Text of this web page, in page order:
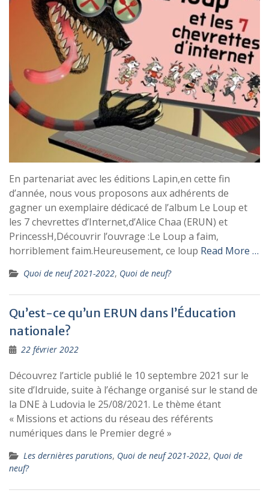
En partenariat avec les éditions Lapin,en cette fin
d’année, nous vous proposons aux adhérents de
gagner un exemplaire dédicacé de l’album Le Loup et
les 7 chevrettes d’Internet,d’Alice Chaa (ERUN) et
PrincessH,Découvrir l’ouvrage :Le Loup a faim,
horriblement faim.Heureusement, ce loup Read More …
Quoi de neuf 2021-2022, Quoi de neuf?
Qu’est-ce qu’un ERUN dans l’Éducation
nationale?
22 février 2022
Découvrez l’article publié le 10 septembre 2021 sur le
site d’Idruide, suite à l’échange organisé sur le stand de
la DNE à Ludovia le 25/08/2021. Le thème étant
« Missions et actions du réseau des référents
numériques dans le Premier degré »
Les dernières parutions, Quoi de neuf 2021-2022, Quoi de
neuf?